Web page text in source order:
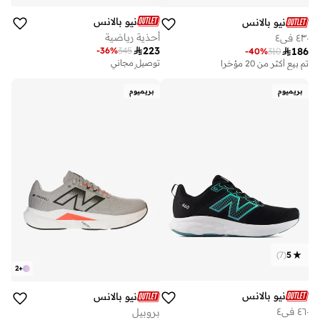
نيو بالانس
٤٣٠ في٤
186
310
-40%
تم بيع أكثر من 20 مؤخرا
نيو بالانس
أحذية رياضية
223
345
-36%
توصيل مجاني
تم بيع أكثر من 30 مؤخرا
بريميوم
5
(
7
)
نيو بالانس
٤٦٠ في٤
بريميوم
+
2
نيو بالانس
بروبيل